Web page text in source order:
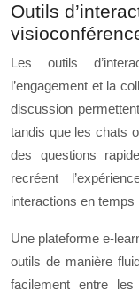
Outils
Les outils
l’engagement et la
discussion
tandis que les chats
des questions
recréent
interactions en
Une plateforme e-
outils de manière
facilement entre